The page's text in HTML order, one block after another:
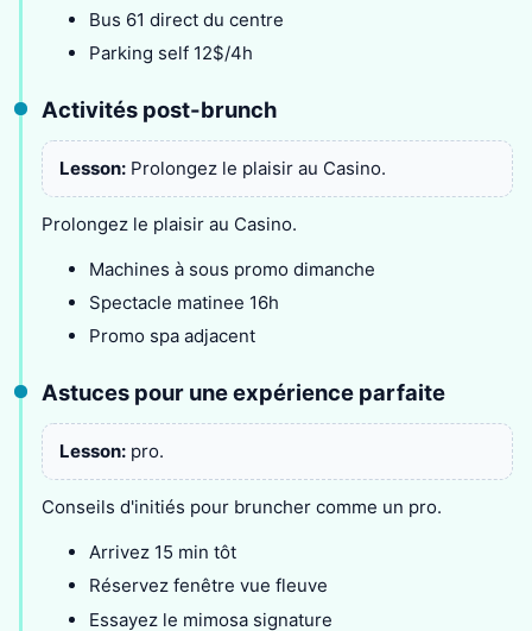
Bus 61 direct du centre
Parking self 12$/4h
Activités post-brunch
Lesson:Prolongez le plaisir au Casino.
Prolongez le plaisir au Casino.
Machines à sous promo dimanche
Spectacle matinee 16h
Promo spa adjacent
Astuces pour une expérience parfaite
Lesson:pro.
Conseils d'initiés pour bruncher comme un pro.
Arrivez 15 min tôt
Réservez fenêtre vue fleuve
Essayez le mimosa signature